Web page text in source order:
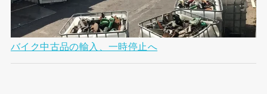
バイク中古品の輸入、一時停止へ